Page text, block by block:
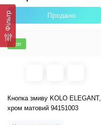
Фільтр Продано
Топ
Кнопка змиву KOLO ELEGANT,
хром матовий 94151003